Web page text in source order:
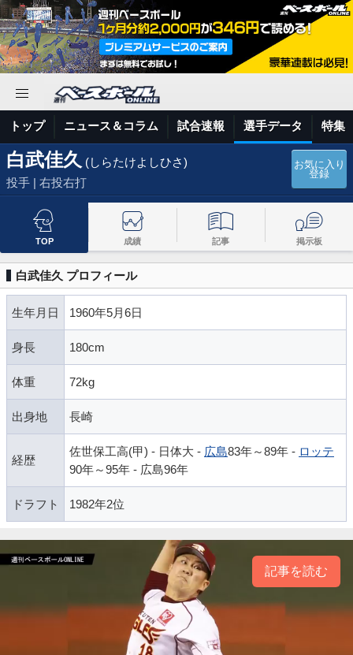
トップ ニュース＆コラム 試合速報 選手データ 特集
白武佳久 (しらたけよしひさ)
投手 | 右投右打
お気に入り
登録
TOP 成績 記事 掲示板
白武佳久 プロフィール
生年月日 1960年5月6日
身長 180cm
体重 72kg
出身地 長崎
経歴
佐世保工高(甲) - 日体大 - 広島83年～89年 - ロッテ
90年～95年 - 広島96年
ドラフト 1982年2位
記事を読む